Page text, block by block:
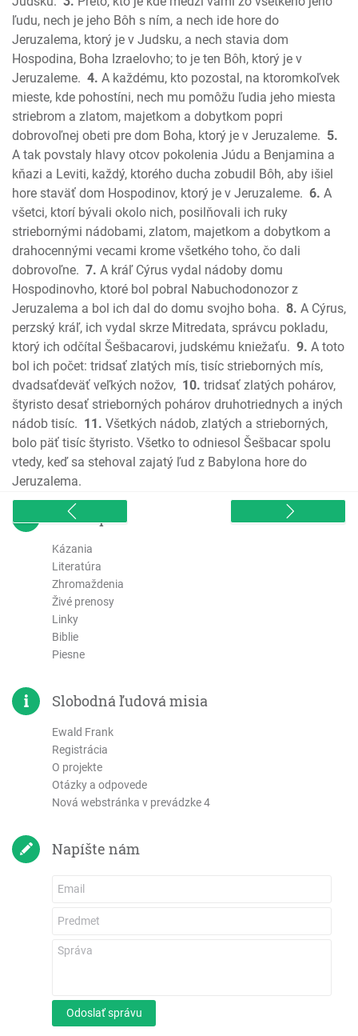
Jób
Žalmy
Príslovia
Kazateľ
Pieseň piesní
Izaiáš
Jeremiáš
Plač Jeremiášov
Ezechiel
Daniel
Ozeáš
Joel
Amos
Obadiáš
Jonáš
Micheáš
Nahum
Abakuk
Sofoniáš
Aggeus
Zachariáš
Malachiáš
Nový zákon
Ev. Matúša
Ev. Marka
Ev. Lukáša
Ev. Jána
Skutky apoštolov
List Rimanom
1. List Korintským
2. List Korintským
Efezským
Kolosenským
1. Tesalonickým
2. Tesalonickým
1. Timoteovi
Títovi
List Židom
List Jakuba
2. Petra
2 Jána
3 Jána
ľudu, nech je jeho Bôh s ním, a nech ide hore do
Jeruzalema, ktorý je v Judsku, a nech stavia dom
Hospodina, Boha Izraelovho; to je ten Bôh, ktorý je v
Jeruzaleme. 4. A každému, kto pozostal, na ktoromkoľvek
mieste, kde pohostíni, nech mu pomôžu ľudia jeho miesta
striebrom a zlatom, majetkom a dobytkom popri
dobrovoľnej obeti pre dom Boha, ktorý je v Jeruzaleme. 5.
A tak povstaly hlavy otcov pokolenia Júdu a Benjamina a
kňazi a Leviti, každý, ktorého ducha zobudil Bôh, aby išiel
hore staväť dom Hospodinov, ktorý je v Jeruzaleme. 6. A
všetci, ktorí bývali okolo nich, posilňovali ich ruky
striebornými nádobami, zlatom, majetkom a dobytkom a
drahocennými vecami krome všetkého toho, čo dali
dobrovoľne. 7. A kráľ Cýrus vydal nádoby domu
Hospodinovho, ktoré bol pobral Nabuchodonozor z
Jeruzalema a bol ich dal do domu svojho boha. 8. A Cýrus,
perzský kráľ, ich vydal skrze Mitredata, správcu pokladu,
ktorý ich odčítal Šešbacarovi, judskému kniežaťu. 9. A toto
bol ich počet: tridsať zlatých mís, tisíc strieborných mís,
dvadsaťdeväť veľkých nožov, 10. tridsať zlatých pohárov,
štyristo desať strieborných pohárov druhotriednych a iných
nádob tisíc. 11. Všetkých nádob, zlatých a strieborných,
bolo päť tisíc štyristo. Všetko to odniesol Šešbacar spolu
vtedy, keď sa stehoval zajatý ľud z Babylona hore do
Jeruzalema.
sitemap
Kázania
Literatúra
Zhromaždenia
Živé prenosy
Linky
Biblie
Piesne
Slobodná ľudová misia
Ewald Frank
Registrácia
O projekte
Otázky a odpovede
Nová webstránka v prevádzke 4
Napíšte nám
Odoslať správu